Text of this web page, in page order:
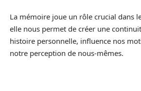
La mémoire joue un rôle crucial dans
elle nous permet de créer une
histoire personnelle, influence nos
notre perception de nous-mêmes.